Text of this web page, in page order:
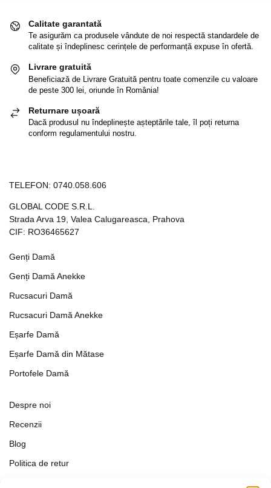
Calitate garantată
Te asigurăm ca produsele vândute de noi respectă standardele de
calitate și îndeplinesc cerințele de performanță expuse în ofertă.
Livrare gratuită
Beneficiază de Livrare Gratuită pentru toate comenzile cu valoare
de peste 300 lei, oriunde în România!
Returnare ușoară
Dacă produsul nu îndeplinește așteptările tale, îl poți returna
conform regulamentului nostru.
TELEFON: 0740.058.606
GLOBAL CODE S.R.L.
Strada Arva 19, Valea Calugareasca, Prahova
CIF: RO36465627
Genți Damă
Genți Damă Anekke
Rucsacuri Damă
Rucsacuri Damă Anekke
Eșarfe Damă
Eșarfe Damă din Mătase
Portofele Damă
Despre noi
Recenzii
Blog
Politica de retur